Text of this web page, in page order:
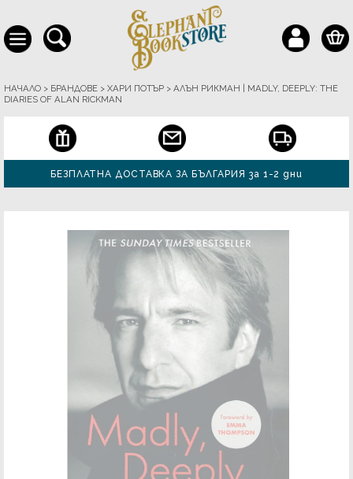
НАЧАЛО > БРАНДОВЕ > ХАРИ ПОТЪР > АЛЪН РИКМАН | MADLY, DEEPLY: THE
DIARIES OF ALAN RICKMAN
БЕЗПЛАТНА ДОСТАВКА ЗА БЪЛГАРИЯ за 1-2 дни